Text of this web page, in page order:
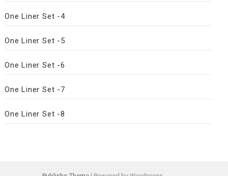
One Liner Set -4
One Liner Set -5
One Liner Set -6
One Liner Set -7
One Liner Set -8